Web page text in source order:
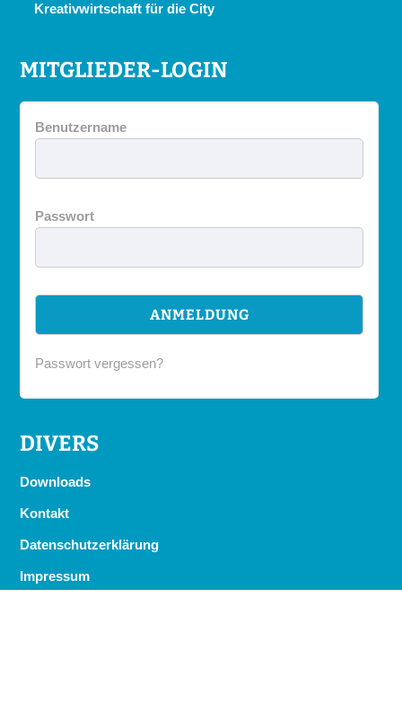
Kreativwirtschaft für die City
MITGLIEDER-LOGIN
Benutzername
Passwort
Passwort vergessen?
DIVERS
Downloads
Kontakt
Datenschutzerklärung
Impressum